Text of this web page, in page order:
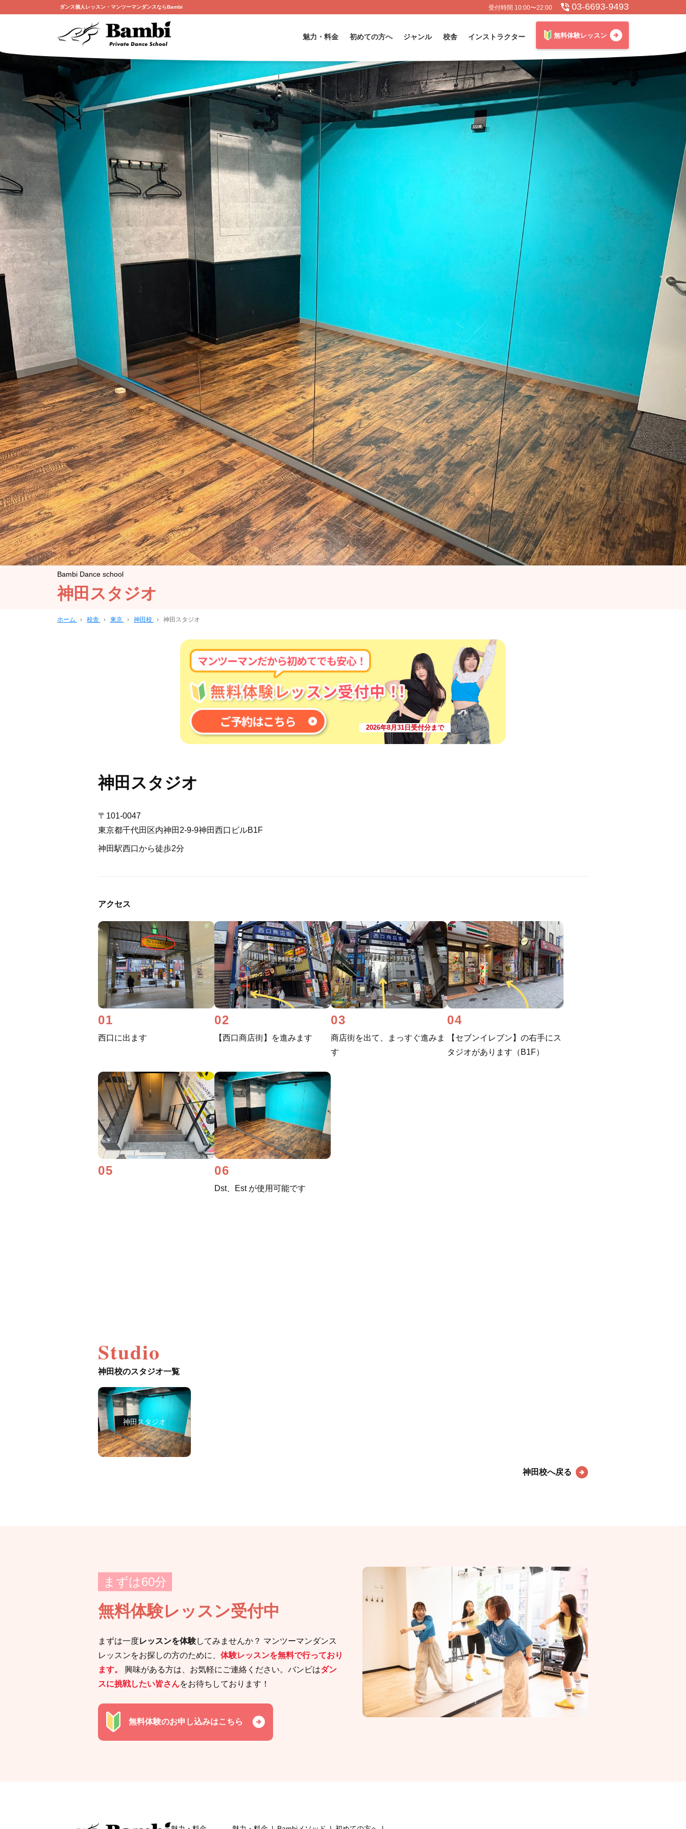
受付時間 10:00〜22:00 03-6693-9493
ダンス個人レッスン・マンツーマンダンスならBambi
魅力・料金 初めての方へ ジャンル 校舎 インストラクター 無料体験レッスン
Bambi Dance school
神田スタジオ
ホーム › 校舎 › 東京 › 神田校 › 神田スタジオ
2026年8月31日受付分まで
神田スタジオ
〒101-0047
東京都千代田区内神田2-9-9神田西口ビルB1F
神田駅西口から徒歩2分
アクセス
01
西口に出ます
02
【西口商店街】を進みます
03
商店街を出て、まっすぐ進みま
す
04
【セブンイレブン】の右手にス
タジオがあります（B1F）
05 06
Dst、Est が使用可能です
Studio
神田校のスタジオ一覧
神田スタジオ
神田校へ戻る
まずは60分
無料体験レッスン受付中
まずは一度レッスンを体験してみませんか？ マンツーマンダンス
レッスンをお探しの方のために、 体験レッスンを無料で行っており
ます。
興味がある方は、お気軽にご連絡ください。バンビはダン
スに挑戦したい皆さんをお待ちしております！
無料体験のお申し込みはこちら